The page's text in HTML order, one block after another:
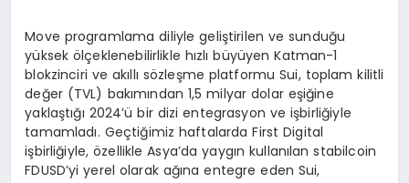
Move programlama diliyle geliştirilen ve sunduğu
yüksek ölçeklenebilirlikle hızlı büyüyen Katman-1
blokzinciri ve akıllı sözleşme platformu Sui, toplam kilitli
değer (TVL) bakımından 1,5 milyar dolar eşiğine
yaklaştığı 2024’ü bir dizi entegrasyon ve işbirliğiyle
tamamladı. Geçtiğimiz haftalarda First Digital
işbirliğiyle, özellikle Asya’da yaygın kullanılan stabilcoin
FDUSD’yi yerel olarak ağına entegre eden Sui,